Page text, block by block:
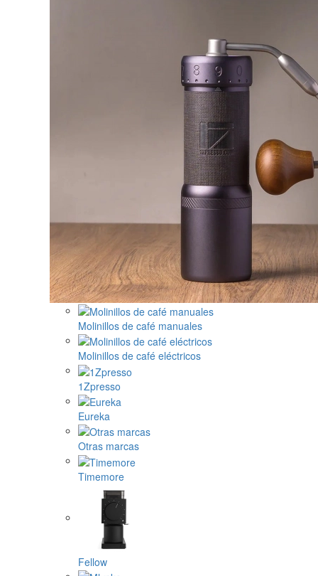
Molinillos de café manuales
Molinillos de café eléctricos
1Zpresso
Eureka
Otras marcas
Timemore
Fellow